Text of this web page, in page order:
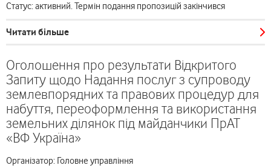
Статус: активний. Термін подання пропозицій закінчився
Читати більше
Оголошення про результати Відкритого
Запиту щодо Надання послуг з супроводу
землевпорядних та правових процедур для
набуття, переоформлення та використання
земельних ділянок під майданчики ПрАТ
«ВФ Україна»
Організатор: Головне управління